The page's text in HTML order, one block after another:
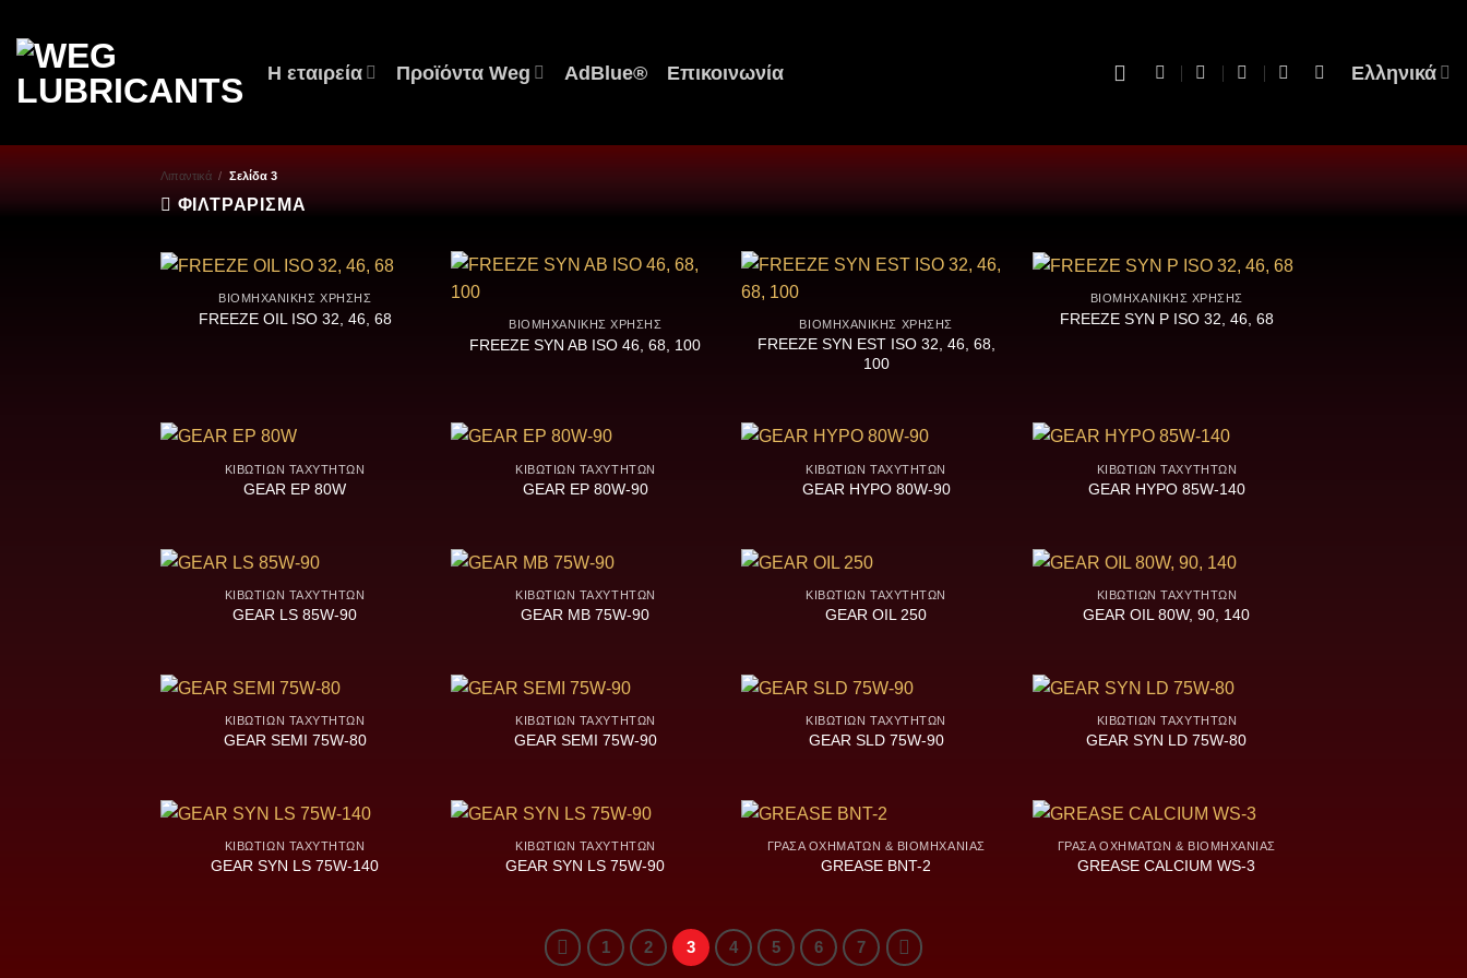
στο
περιεχόμενο
Η εταιρεία Προϊόντα Weg AdBlue® Επικοινωνία Ελληνικά
Λιπαντικά / Σελίδα 3
ΦΙΛΤΡΆΡΙΣΜΑ
ΒΙΟΜΗΧΑΝΙΚΉΣ ΧΡΉΣΗΣ
FREEZE OIL ISO 32, 46, 68 ΒΙΟΜΗΧΑΝΙΚΉΣ ΧΡΉΣΗΣ
FREEZE SYN AB ISO 46, 68, 100
ΒΙΟΜΗΧΑΝΙΚΉΣ ΧΡΉΣΗΣ
FREEZE SYN EST ISO 32, 46, 68,
100
ΒΙΟΜΗΧΑΝΙΚΉΣ ΧΡΉΣΗΣ
FREEZE SYN P ISO 32, 46, 68
ΚΙΒΩΤΊΩΝ ΤΑΧΥΤΉΤΩΝ
GEAR EP 80W
ΚΙΒΩΤΊΩΝ ΤΑΧΥΤΉΤΩΝ
GEAR EP 80W-90
ΚΙΒΩΤΊΩΝ ΤΑΧΥΤΉΤΩΝ
GEAR HYPO 80W-90
ΚΙΒΩΤΊΩΝ ΤΑΧΥΤΉΤΩΝ
GEAR HYPO 85W-140
ΚΙΒΩΤΊΩΝ ΤΑΧΥΤΉΤΩΝ
GEAR LS 85W-90
ΚΙΒΩΤΊΩΝ ΤΑΧΥΤΉΤΩΝ
GEAR MB 75W-90
ΚΙΒΩΤΊΩΝ ΤΑΧΥΤΉΤΩΝ
GEAR OIL 250
ΚΙΒΩΤΊΩΝ ΤΑΧΥΤΉΤΩΝ
GEAR OIL 80W, 90, 140
ΚΙΒΩΤΊΩΝ ΤΑΧΥΤΉΤΩΝ
GEAR SEMI 75W-80
ΚΙΒΩΤΊΩΝ ΤΑΧΥΤΉΤΩΝ
GEAR SEMI 75W-90
ΚΙΒΩΤΊΩΝ ΤΑΧΥΤΉΤΩΝ
GEAR SLD 75W-90
ΚΙΒΩΤΊΩΝ ΤΑΧΥΤΉΤΩΝ
GEAR SYN LD 75W-80
ΚΙΒΩΤΊΩΝ ΤΑΧΥΤΉΤΩΝ
GEAR SYN LS 75W-140
ΚΙΒΩΤΊΩΝ ΤΑΧΥΤΉΤΩΝ
GEAR SYN LS 75W-90
ΓΡΆΣΑ ΟΧΗΜΆΤΩΝ & ΒΙΟΜΗΧΑΝΊΑΣ
GREASE BNT-2
ΓΡΆΣΑ ΟΧΗΜΆΤΩΝ & ΒΙΟΜΗΧΑΝΊΑΣ
GREASE CALCIUM WS-3
1 2 3 4 5 6 7